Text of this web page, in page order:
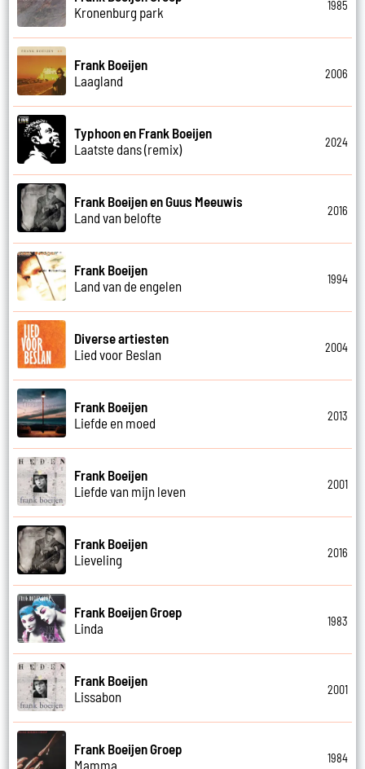
Kronenburg park
1985
Frank Boeijen
Laagland
2006
Typhoon en Frank Boeijen
Laatste dans (remix)
2024
Frank Boeijen en Guus Meeuwis
Land van belofte
2016
Frank Boeijen
Land van de engelen
1994
Diverse artiesten
Lied voor Beslan
2004
Frank Boeijen
Liefde en moed
2013
Frank Boeijen
Liefde van mijn leven
2001
Frank Boeijen
Lieveling
2016
Frank Boeijen Groep
Linda
1983
Frank Boeijen
Lissabon
2001
Frank Boeijen Groep
Mamma
1984